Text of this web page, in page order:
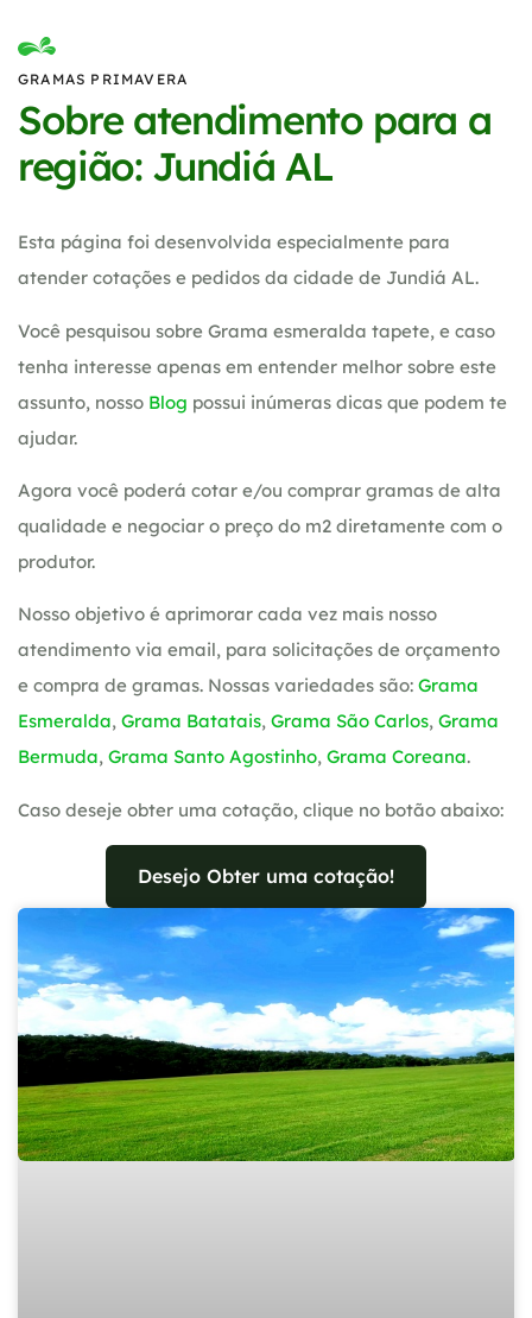
GRAMAS PRIMAVERA
Sobre atendimento para a
região: Jundiá AL
Esta página foi desenvolvida especialmente para
atender cotações e pedidos da cidade de Jundiá AL.
Você pesquisou sobre Grama esmeralda tapete, e caso
tenha interesse apenas em entender melhor sobre este
assunto, nosso Blog possui inúmeras dicas que podem te
ajudar.
Agora você poderá cotar e/ou comprar gramas de alta
qualidade e negociar o preço do m2 diretamente com o
produtor.
Nosso objetivo é aprimorar cada vez mais nosso
atendimento via email, para solicitações de orçamento
e compra de gramas. Nossas variedades são: Grama
Esmeralda, Grama Batatais, Grama São Carlos, Grama
Bermuda, Grama Santo Agostinho, Grama Coreana.
Caso deseje obter uma cotação, clique no botão abaixo:
Desejo Obter uma cotação!